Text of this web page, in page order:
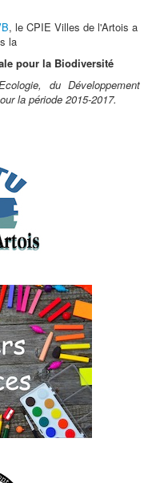
, le CPIE Villes de l'Artois a
la
pour la Biodiversité
du Développement
la période 2015-2017.